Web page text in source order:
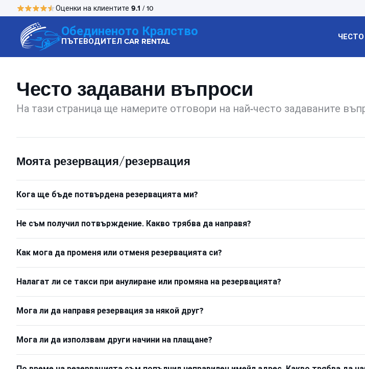
Оценки на клиентите 9.1 / 10
Обединеното Кралство
ПЪТЕВОДИТЕЛ CAR RENTAL
Често задавани въпроси
На тази страница ще намерите отговори на най-често задаваните
Моята резервация/резервация
Кога ще бъде потвърдена резервацията ми?
Не съм получил потвърждение. Какво трябва да направя?
Как мога да променя или отменя резервацията си?
Налагат ли се такси при анулиране или промяна на резервацията?
Мога ли да направя резервация за някой друг?
Мога ли да използвам други начини на плащане?